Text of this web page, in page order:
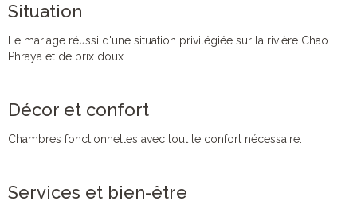
Situation
Le mariage réussi d'une situation privilégiée sur la rivière Chao
Phraya et de prix doux.
Décor et confort
Chambres fonctionnelles avec tout le confort nécessaire.
Services et bien-être